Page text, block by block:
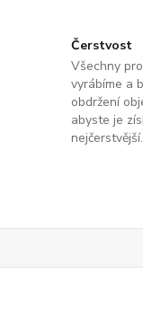
Čerstvost
Všechny
vyrábíme a
obdržení
abyste je
nejčerstvější.